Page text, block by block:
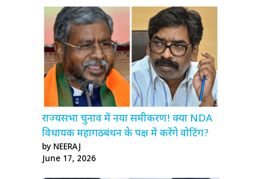
राज्यसभा चुनाव में नया समीकरण! क्या NDA
विधायक महागठबंधन के पक्ष में करेंगे वोटिंग?
by NEERAJ
June 17, 2026